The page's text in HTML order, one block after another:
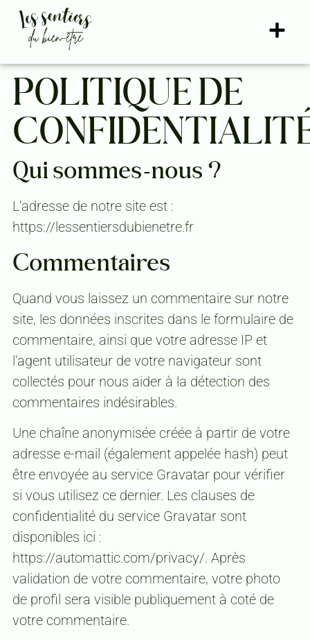
POLITIQUE DE
Qui sommes-nous ?
L’adresse de notre site est :
https://lessentiersdubienetre.fr
Commentaires
Quand vous laissez un commentaire sur notre
site, les données inscrites dans le formulaire de
commentaire, ainsi que votre adresse IP et
l’agent utilisateur de votre navigateur sont
collectés pour nous aider à la détection des
commentaires indésirables.
Une chaîne anonymisée créée à partir de votre
adresse e-mail (également appelée hash) peut
être envoyée au service Gravatar pour vérifier
si vous utilisez ce dernier. Les clauses de
confidentialité du service Gravatar sont
disponibles ici :
https://automattic.com/privacy/. Après
validation de votre commentaire, votre photo
de profil sera visible publiquement à coté de
votre commentaire.